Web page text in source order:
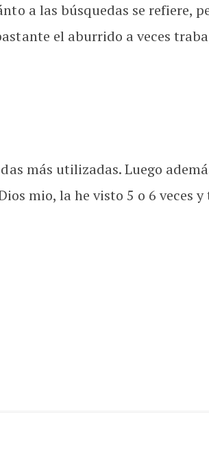
a las búsquedas se refiere,
el aburrido a veces
más utilizadas. Luego
mio, la he visto 5 o 6 veces